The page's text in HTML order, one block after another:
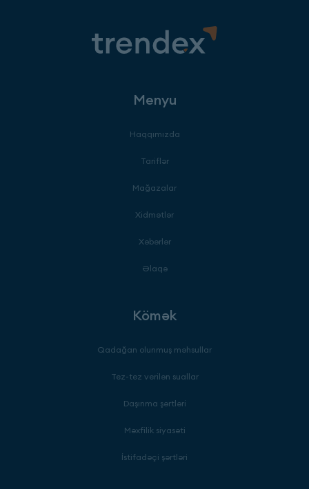
Menyu
Haqqımızda
Tariflər
Mağazalar
Xidmətlər
Xəbərlər
Əlaqə
Kömək
Qadağan olunmuş məhsullar
Tez-tez verilən suallar
Daşınma şərtləri
Məxfilik siyasəti
İstifadəçi şərtləri